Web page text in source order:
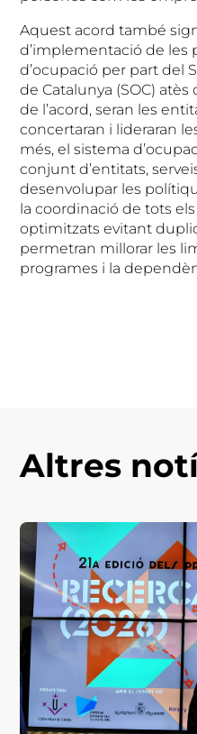
Aquest acord també
d’implementació de les
d’ocupació per part del
de Catalunya (SOC) atès
de l’acord, seran les
concertaran i lideraran
més, el sistema
conjunt d’entitats,
desenvolupar les
la coordinació de tots
optimitzats evitant
permetran millorar les
programes i la
Altres